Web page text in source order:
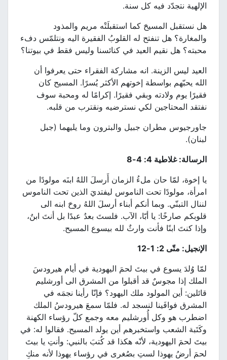
الإلهية نتجدّد فيه كل سنة.
هل نستقبل المسيحَ كما استقبلَتْه مريم والمذود
والمغارة؟ هل تنفتح له القلوبُ الفقيرة اليه ونتلمّس دفء
محبته؟ هل نقيم العيد في كنائسنا وليس فقط في بيوتنا؟
العيد ليس الزينة. انه مشاركة الفقراء حتى يعرفوا أن
الله يحبّهم بواسطة إخوتهم الأكثر يُسرًا. المسيح كان
فقيرًا يوم ولادته وبقي فقيرًا. إكرامًا له ومحبة سوف
نفتقد المحتاجين لكي نسترضيه ونقترب من قلبه.
جاورجيوس مطران جبيل والبترون وما يليهما (جبل
لبنان).
الرسالة: غلاطية 4: 4-8
يا إخوة، لمّا حان ملءُ الزمان أَرسلَ اللهُ ابنَه مولودًا من
امرأة، مولودًا تحت الناموس ليفتديَ الذين تحت الناموس
لننال التبنّي. وبما أنكم أبناء أرسلَ اللهُ روحَ ابنه الى
قلوبكم صارخًا: يا أبّا، الآب. فلستَ بعدُ عبدًا بل أنتَ ابنٌ،
وإذا كنتَ ابنًا فأنت وارثٌ لله بيسوع المسيح.
الإنجيل: متّى 2: 1-12
لمّا وُلدَ يسوع في بيتَ لحمَ اليهودية في أيام هيرودسَ
الملك إذا مجوسٌ قد أقبلوا من المشرق الى أورشليم
قائلين: أين المولود ملك اليهود؟ فإنّا رأينا نجمَه في
المشرق فوافَينا لنسجد له. فلمّا سمعَ هيرودسُ الملك
اضطرب هو وكل أُورشليم معه وجمع كلّ رؤساء الكهنة
وكَتَبة الشعب واستخبرهم أين يولد المسيح. فقالوا له: في
بيتَ لحمَ اليهودية، لأنّه هكذا قد كُتبَ بالنبي: وأنتِ يا بيتَ
لحمَ أرضُ يهوذا لستِ بصُغرى في رؤساء يهوذا لأنه منكِ